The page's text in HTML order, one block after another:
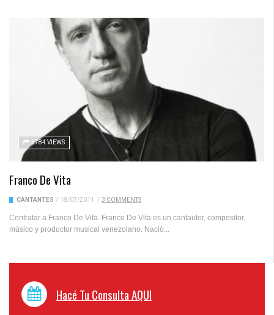
5784 VIEWS
Franco De Vita
CANTANTES / 18/07/2011 / 3 COMMENTS
Contratar a Franco De Vita. Franco De Vita es un cantautor, compositor,
músico y productor musical venezolano. Nació...
Hacé Tu Consulta AQUI